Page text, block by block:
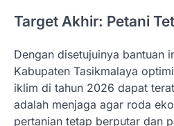
Target Akhir: Petani
Dengan disetujuinya bantuan
Kabupaten Tasikmalaya
iklim di tahun 2026 dapat
adalah menjaga agar roda
pertanian tetap berputar dan